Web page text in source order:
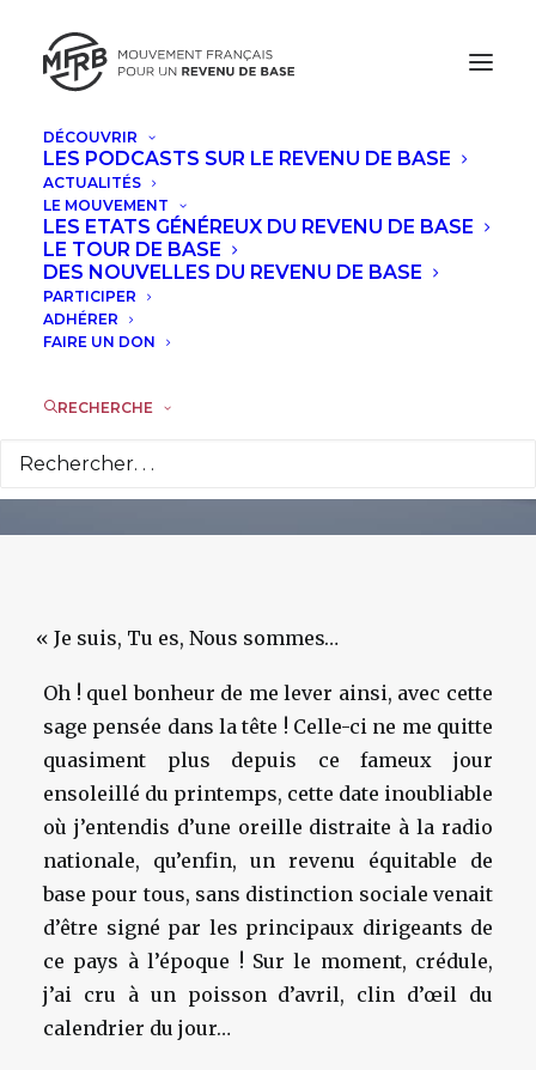
DÉCOUVRIR
LES PODCASTS SUR LE REVENU DE BASE
ACTUALITÉS
LE MOUVEMENT
LES ETATS GÉNÉREUX DU REVENU DE BASE
LE TOUR DE BASE
DES NOUVELLES DU REVENU DE BASE
PARTICIPER
ADHÉRER
FAIRE UN DON
RECHERCHE
"Je suis, tu es, nous
sommes" de
Béatrice Testet
16 JUILLET 2021
« Je suis, Tu es, Nous sommes…
Oh ! quel bonheur de me lever ainsi, avec cette
sage pensée dans la tête ! Celle-ci ne me quitte
quasiment plus depuis ce fameux jour
ensoleillé du printemps, cette date inoubliable
où j’entendis d’une oreille distraite à la radio
nationale, qu’enfin, un revenu équitable de
base pour tous, sans distinction sociale venait
d’être signé par les principaux dirigeants de
ce pays à l’époque ! Sur le moment, crédule,
j’ai cru à un poisson d’avril, clin d’œil du
calendrier du jour…